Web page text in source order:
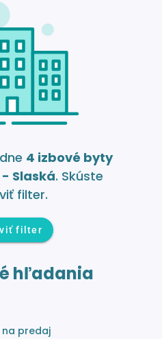
4 izbové byty
Slaská. Skúste
filter.
filter
hľadania
na predaj